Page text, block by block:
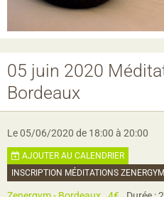
05 juin 2020
Bordeaux
Le 05/06/2020 de 18:00 à 20:00
AJOUTER AU CALENDRIER
INSCRIPTION MÉDITATIONS